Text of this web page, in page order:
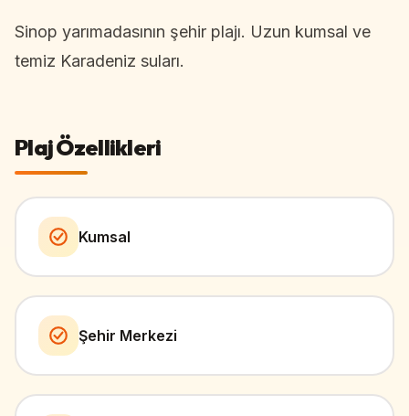
Sinop yarımadasının şehir plajı. Uzun kumsal ve
temiz Karadeniz suları.
Plaj Özellikleri
Kumsal
Şehir Merkezi